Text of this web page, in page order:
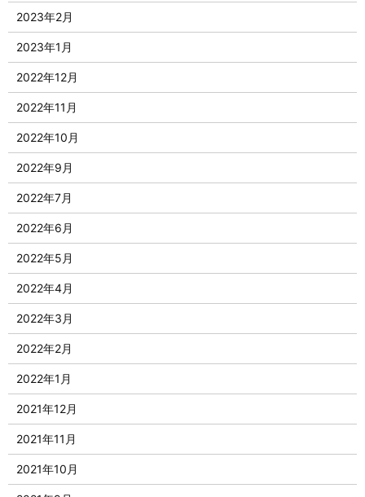
2023年2月
2023年1月
2022年12月
2022年11月
2022年10月
2022年9月
2022年7月
2022年6月
2022年5月
2022年4月
2022年3月
2022年2月
2022年1月
2021年12月
2021年11月
2021年10月